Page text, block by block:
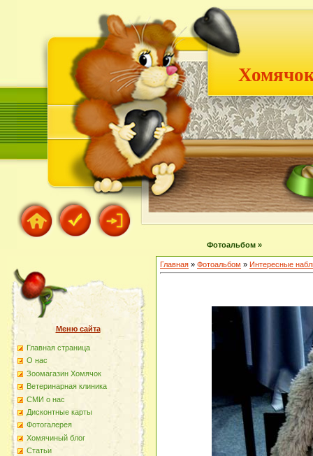
Фотоальбом »
Меню сайта
Главная страница
О наc
Зоомагазин Хомячок
Ветеринарная клиника
СМИ о нас
Дисконтные карты
Фотогалерея
Хомячиный блог
Статьи
Главная » Фотоальбом » Интересные